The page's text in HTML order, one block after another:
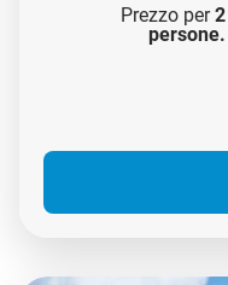
Prezzo per2
persone.